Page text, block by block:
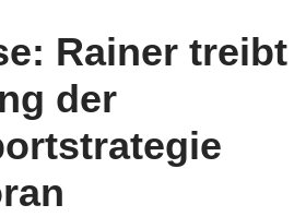
Rainer treibt
der